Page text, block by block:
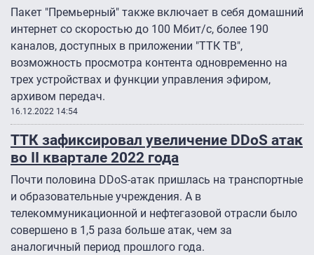
Пакет "Премьерный" также включает в себя домашний
интернет со скоростью до 100 Мбит/с, более 190
каналов, доступных в приложении "ТТК ТВ",
возможность просмотра контента одновременно на
трех устройствах и функции управления эфиром,
архивом передач.
16.12.2022 14:54
ТТК зафиксировал увеличение DDoS атак
во II квартале 2022 года
Почти половина DDoS-атак пришлась на транспортные
и образовательные учреждения. А в
телекоммуникационной и нефтегазовой отрасли было
совершено в 1,5 раза больше атак, чем за
аналогичный период прошлого года.